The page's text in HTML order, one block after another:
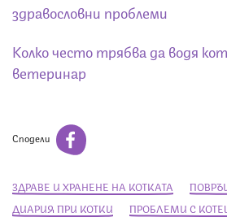
здравословни проблеми
Колко често трябва да водя
ветеринар
Сподели
ЗДРАВЕ И ХРАНЕНЕ НА КОТКАТА
ДИАРИЯ ПРИ КОТКИ
ПРОБЛЕМИ С